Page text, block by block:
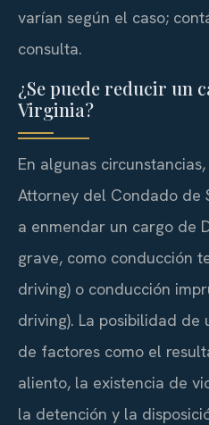
varían según el caso;
consulta.
¿Se puede reducir un
Virginia?
En algunas
Attorney del Condado de
a enmendar un cargo de
grave, como conducción
driving) o conducción
driving). La posibilidad de
de factores como el
aliento, la existencia de
la detención y la